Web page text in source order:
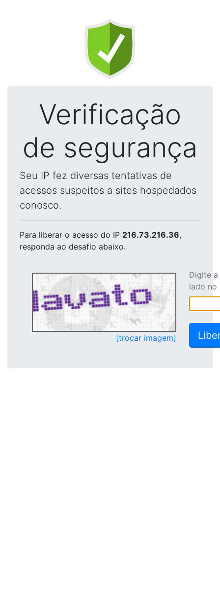
Verificação
de segurança
Seu IP fez diversas tentativas de
acessos suspeitos a sites hospedados
conosco.
Para liberar o acesso do IP 216.73.216.36,
responda ao desafio abaixo.
[trocar imagem]
Digite
lado no